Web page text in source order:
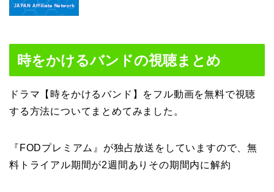
時をかけるバンドの視聴まとめ
ドラマ【時をかけるバンド】をフル動画を無料で視聴
する方法についてまとめてみました。
『FODプレミアム』が独占放送をしていますので、無
料トライアル期間が2週間ありその期間内に解約